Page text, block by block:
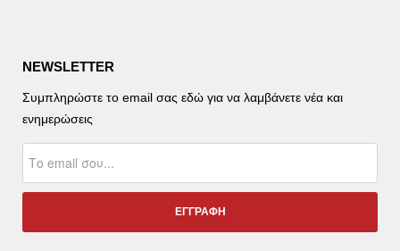
NEWSLETTER
Συμπληρώστε το email σας εδώ για να λαμβάνετε νέα και
ενημερώσεις